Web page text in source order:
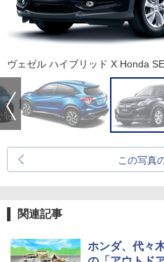
ヴェゼル ハイブリッド X Honda
この写真
関連記事
ホンダ、代々